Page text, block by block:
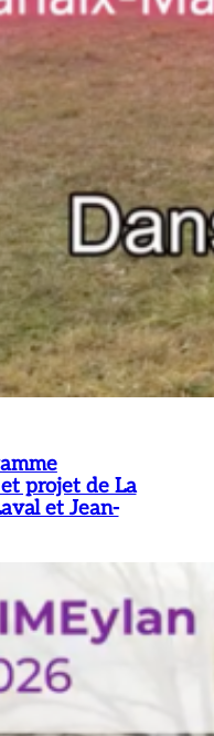
projet de La
et Jean-